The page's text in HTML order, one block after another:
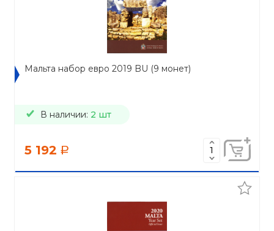
Мальта набор евро 2019 BU (9 монет)
В наличии: 2 шт
5 192 a